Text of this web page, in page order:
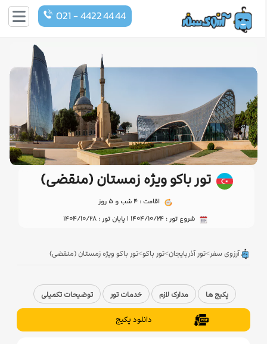
021 - 4422 44 44
تور باکو ویژه زمستان (منقضی)
اقامت : 4 شب و 5 روز
شروع تور : 1404/10/24 | پایان تور : 1404/10/28
آرزوی سفر>تور آذربایجان>تور باکو>تور باکو ویژه زمستان (منقضی)
پکیج ها مدارک لازم خدمات تور توضیحات تکمیلی
دانلود پکیج